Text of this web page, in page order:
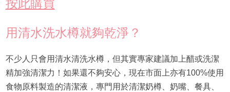
按此購買
用清水洗水樽就夠乾淨？
不少人只會用清水清洗水樽，但其實專家建議加上醋或洗潔
精加強清潔力！如果還不夠安心，現在市面上亦有100%使用
食物原料製造的清潔液，專門用於清潔奶樽、奶嘴、餐具、